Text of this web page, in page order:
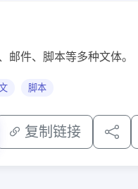
邮件、脚本等多种文体。
脚本
复制链接